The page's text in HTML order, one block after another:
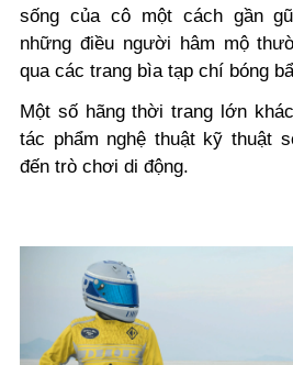
sống của cô một cách gần
những điều người hâm mộ
qua các trang bìa tạp chí bóng
Một số hãng thời trang lớn
tác phẩm nghệ thuật kỹ thuật
đến trò chơi di động.